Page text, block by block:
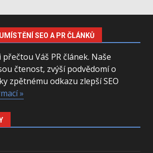
SEO A PR ČLÁNKŮ
Váš PR článek. Naše
čtenost, zvýší podvědomí o
zpětnému odkazu zlepší SEO
»